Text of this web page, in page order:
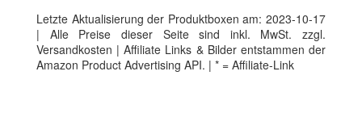
Letzte Aktualisierung der Produktboxen am: 2023-10-17
| Alle Preise dieser Seite sind inkl. MwSt. zzgl.
Versandkosten | Affiliate Links & Bilder entstammen der
Amazon Product Advertising API. | * = Affiliate-Link